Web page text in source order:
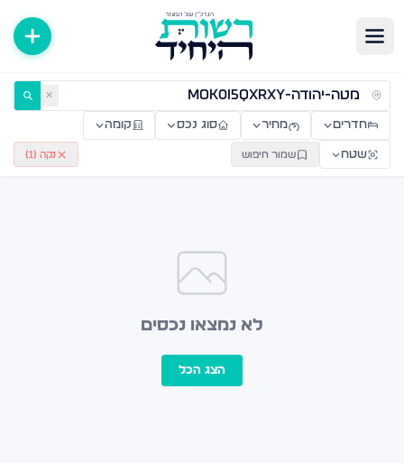
דירות למכירה ולהשכרה — רשות היחיד ✕
חדרים מחיר סוג נכס קומה
שטח שמור חיפוש נקה ( 1
)
לא נמצאו נכסים
הצג הכל